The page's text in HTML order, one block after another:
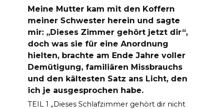
Meine Mutter kam mit den Koffern
meiner Schwester herein und sagte
mir: „Dieses Zimmer gehört jetzt dir“,
doch was sie für eine Anordnung
hielten, brachte am Ende Jahre voller
Demütigung, familiären Missbrauchs
und den kältesten Satz ans Licht, den
ich je ausgesprochen habe.
TEIL 1 „Dieses Schlafzimmer gehört dir nicht